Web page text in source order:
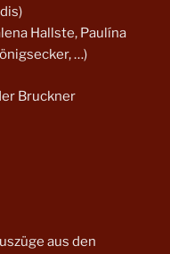
Hallste, Paulína
…)
Bruckner
aus den